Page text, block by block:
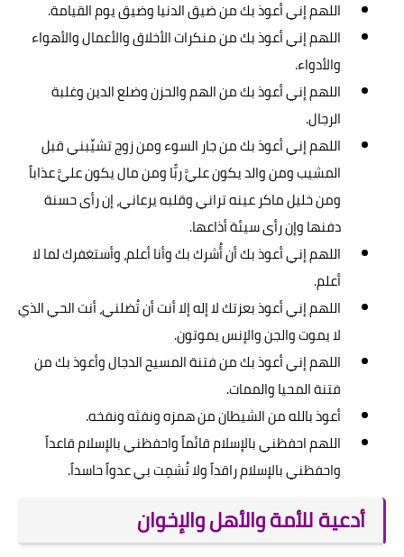
اللهم إني أعوذ بك من ضيق الدنيا وضيق يوم القيامة.
اللهم إني أعوذ بك من منكرات الأخلاق والأعمال والأهواء
والأدواء.
اللهم إني أعوذ بك من الهم والحزن وضلع الدين وغلبة
الرجال.
اللهم إني أعوذ بك من جار السوء ومن زوج تشيِّبني قبل
المشيب ومن والد يكون عليَّ ربًّا ومن مال يكون عليَّ عذاباً
ومن خليل ماكر عينه تراني وقلبه يرعاني، إن رأى حسنة
دفنها وإن رأى سيئة أذاعها.
اللهم إني أعوذ بك أن أُشرك بك وأنا أعلم، وأستغفرك لما لا
أعلم.
اللهم إني أعوذ بعزتك لا إله إلا أنت أن تُضلني، أنت الحي الذي
لا يموت والجن والإنس يموتون.
اللهم إني أعوذ بك من فتنة المسيح الدجال وأعوذ بك من
فتنة المحيا والممات.
أعوذ بالله من الشيطان من همزه ونفثه ونفخه.
اللهم احفظني بالإسلام قائماً واحفظني بالإسلام قاعداً
واحفظني بالإسلام راقداً ولا تُشمِت بي عدواً حاسداً.
أدعية للأمة والأهل والإخوان